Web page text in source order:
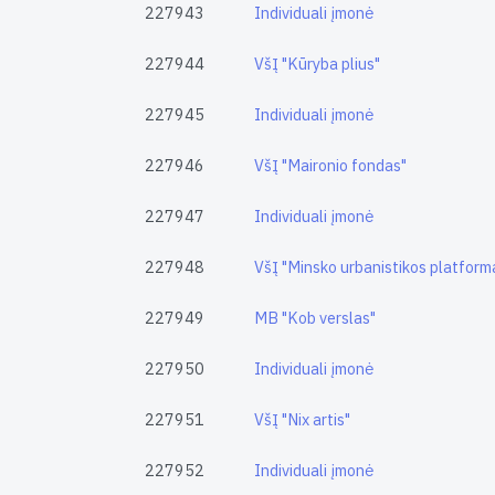
227943 Individuali įmonė
227944 VšĮ "Kūryba plius"
227945 Individuali įmonė
227946 VšĮ "Maironio fondas"
227947 Individuali įmonė
227948 VšĮ "Minsko urbanistikos
227949 MB "Kob verslas"
227950 Individuali įmonė
227951 VšĮ "Nix artis"
227952 Individuali įmonė